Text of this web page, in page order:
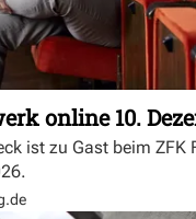
online 10.
ist zu Gast beim ZFK